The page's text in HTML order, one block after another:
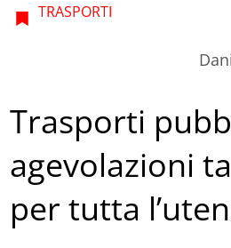
TRASPORTI
Trasporti
agevolazioni
per tutta